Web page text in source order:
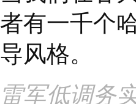
当我们在
者有一千
导风格。